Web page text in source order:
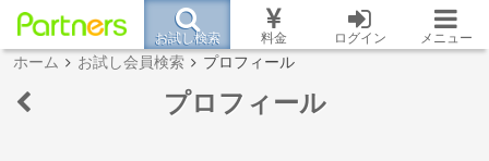
お試し検索 料金 ログイン メニュー
ホーム お試し会員検索 プロフィール
プロフィール